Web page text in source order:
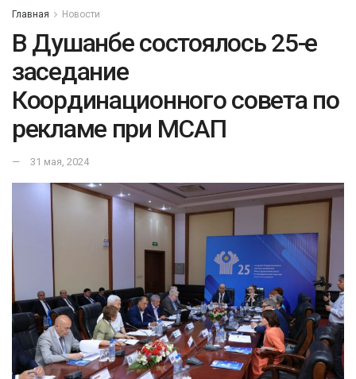
Главная Новости
В Душанбе состоялось 25-е
заседание
Координационного совета по
рекламе при МСАП
31 мая, 2024